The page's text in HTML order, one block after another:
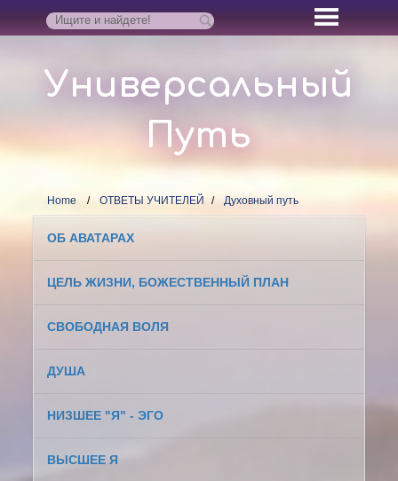
Универсальный
Путь
Home ОТВЕТЫ УЧИТЕЛЕЙ Духовный путь
ОБ АВАТАРАХ
ЦЕЛЬ ЖИЗНИ, БОЖЕСТВЕННЫЙ ПЛАН
СВОБОДНАЯ ВОЛЯ
ДУША
НИЗШЕЕ "Я" - ЭГО
ВЫСШЕЕ Я